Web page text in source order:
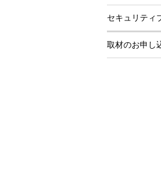
セキュリティ
取材のお申し